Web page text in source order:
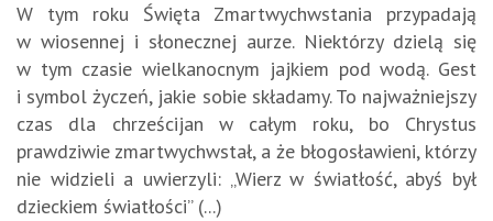
W tym roku Święta Zmartwychwstania przypadają
w wiosennej i słonecznej aurze. Niektórzy dzielą się
w tym czasie wielkanocnym jajkiem pod wodą. Gest
i symbol życzeń, jakie sobie składamy. To najważniejszy
czas dla chrześcijan w całym roku, bo Chrystus
prawdziwie zmartwychwstał, a że błogosławieni, którzy
nie widzieli a uwierzyli: „Wierz w światłość, abyś był
dzieckiem światłości” (...)